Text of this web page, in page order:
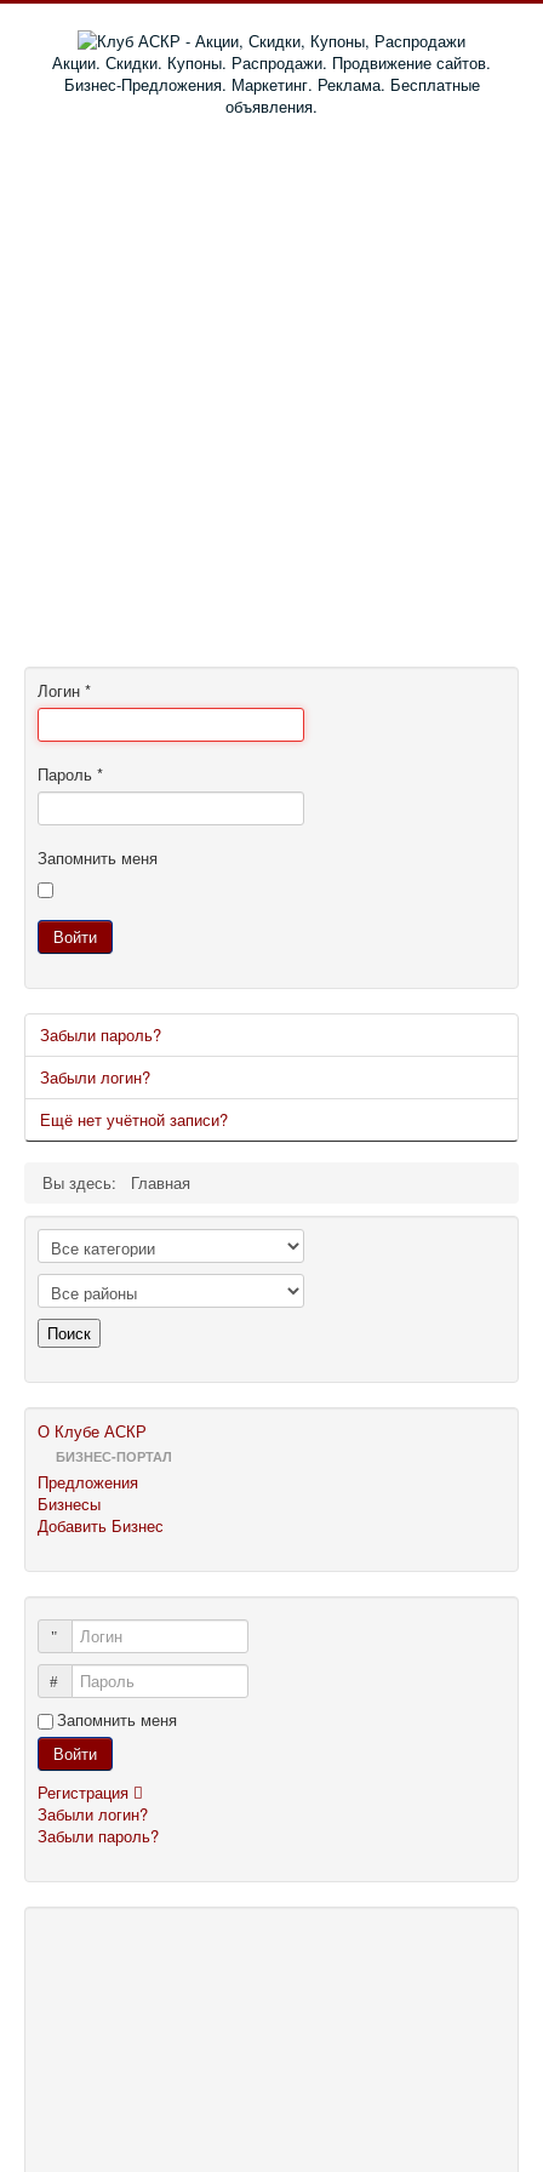
Акции. Скидки. Купоны. Распродажи. Продвижение сайтов.
Бизнес-Предложения. Маркетинг. Реклама. Бесплатные
объявления.
Логин *
Пароль *
Запомнить меня
Войти
Забыли пароль?
Забыли логин?
Ещё нет учётной записи?
Вы здесь: Главная
Поиск
О Клубе АСКР
БИЗНЕС-ПОРТАЛ
Предложения
Бизнесы
Добавить Бизнес
Логин
Пароль
Запомнить меня
Войти
Регистрация
Забыли логин?
Забыли пароль?